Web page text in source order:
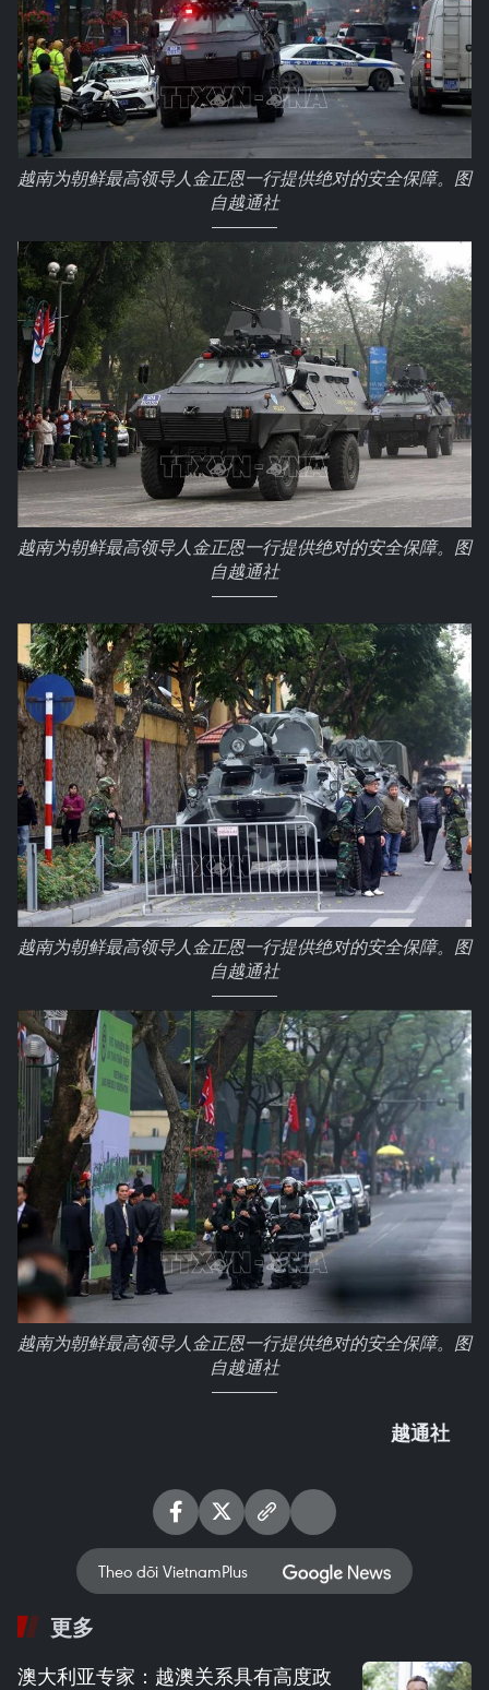
越南为朝鲜最高领导人金正恩一行提供绝对的安全保障。图
自越通社
越南为朝鲜最高领导人金正恩一行提供绝对的安全保障。图
自越通社
越南为朝鲜最高领导人金正恩一行提供绝对的安全保障。图
自越通社
越南为朝鲜最高领导人金正恩一行提供绝对的安全保障。图
自越通社
越通社
Theo dõi VietnamPlus
更多
澳大利亚专家：越澳关系具有高度政